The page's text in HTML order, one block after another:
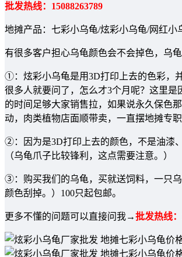
批发热线：15088263789
地摊产品：七彩小乌龟/炫彩小乌龟/网红小
有很多客户担心乌龟颜色会不会掉色，乌
①：炫彩小乌龟是用3D打印上去的色彩，
很多人就要问了，怎么才3个月呢？这里
的时间足够大家销售拉，如果说永久保色
动，肉类植物店面顺带卖，一直摆地摊专
②：因为是3D打印上去的颜色，不是油漆
（乌龟爪子比较锋利，这点需要注意。）
③：购买我们的乌龟，买就送饲料，一只
颜色刮掉。）100只起包邮。
更多不懂的问题可以直接问我→批发热线